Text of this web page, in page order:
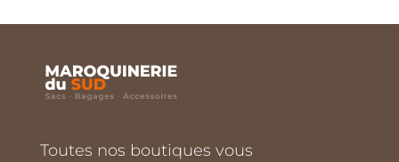
Toutes nos boutiques vous